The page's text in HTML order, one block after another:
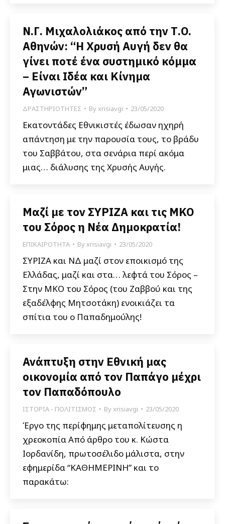
N.Γ. Μιχαλολιάκος από την Τ.Ο.
Αθηνών: “Η Χρυσή Αυγή δεν θα
γίνει ποτέ ένα συστημικό κόμμα
– Είναι Ιδέα και Κίνημα
Αγωνιστών”
ΔΡΑΣΤΗΡΙΟΤΗΤΕΣ Byxrisiavgi 23/05/2020
Εκατοντάδες Εθνικιστές έδωσαν ηχηρή
απάντηση με την παρουσία τους, το βράδυ
του Σαββάτου, στα σενάρια περί ακόμα
μιας… διάλυσης της Χρυσής Αυγής.
Μαζί με τον ΣΥΡΙΖΑ και τις ΜΚΟ
του Σόρος η Νέα Δημοκρατία!
ΕΠΙΚΑΙΡΟΤΗΤΑ Byxrisiavgi 23/05/2020
ΣΥΡΙΖΑ και ΝΔ μαζί στον εποικισμό της
Ελλάδας, μαζί και στα… λεφτά του Σόρος –
Στην ΜΚΟ του Σόρος (του Ζαββού και της
εξαδέλφης Μητσοτάκη) ενοικιάζει τα
σπίτια του ο Παπαδημούλης!
Ανάπτυξη στην Εθνική μας
οικονομία από τον Παπάγο μέχρι
τον Παπαδόπουλο
ΙΣΤΟΡΙΑ - ΠΟΛΙΤΙΣΜΟΣ Byxrisiavgi 23/05/2020
Έργο της περίφημης μεταπολίτευσης η
χρεοκοπία Από άρθρο του κ. Κώστα
Ιορδανίδη, πρωτοσέλιδο μάλιστα, στην
εφημερίδα “ΚΑΘΗΜΕΡΙΝΗ” και το
παρακάτω: